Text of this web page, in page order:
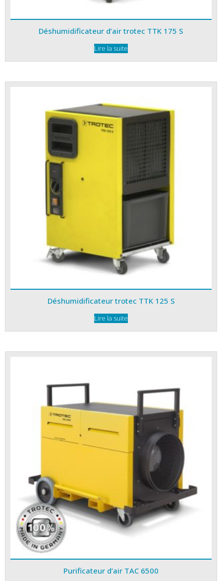
Déshumidificateur d’air trotec TTK 175 S
Lire la suite
Déshumidificateur trotec TTK 125 S
Lire la suite
Purificateur d’air TAC 6500